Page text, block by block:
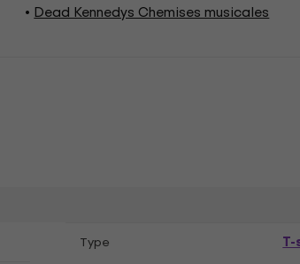
Dead Kennedys Chemises musicales
Type